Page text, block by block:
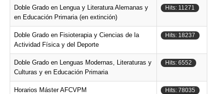
Doble Grado en Lengua y Literatura Alemanas y
en Educación Primaria (en extinción)
Hits: 11271
Doble Grado en Fisioterapia y Ciencias de la
Actividad Física y del Deporte
Hits: 18237
Doble Grado en Lenguas Modernas, Literaturas y
Culturas y en Educación Primaria
Hits: 6552
Horarios Máster AFCVPM Hits: 78035